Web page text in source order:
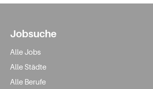
Jobsuche
Alle Jobs
Alle Städte
Alle Berufe